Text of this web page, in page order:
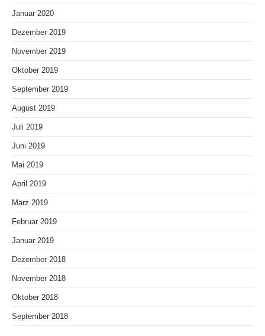
Januar 2020
Dezember 2019
November 2019
Oktober 2019
September 2019
August 2019
Juli 2019
Juni 2019
Mai 2019
April 2019
März 2019
Februar 2019
Januar 2019
Dezember 2018
November 2018
Oktober 2018
September 2018